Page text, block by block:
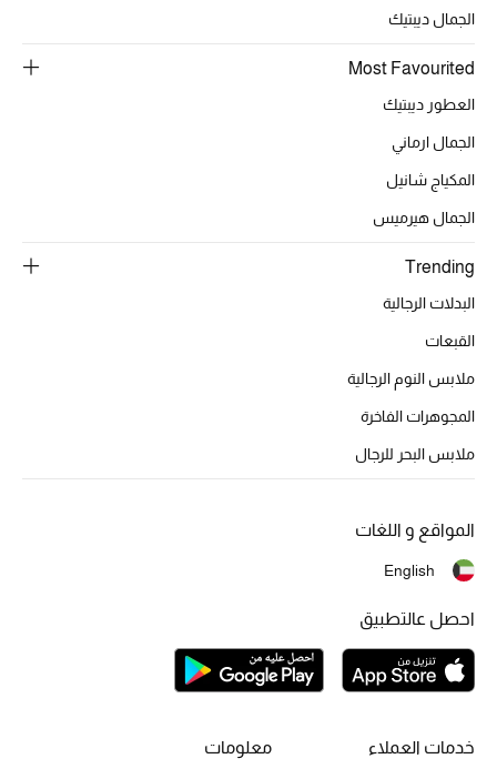
موضة نسائية
تسوقوا للنساء
الموسم الجديد
حقائب رجالية
حقائب الأطفال
أبرز المصممين
أبرز الحقائب
تسوقوا الحقائب
الأحذية
الجمال ديبتيك
Most Favourited
العطور ديبتيك
الجمال ارماني
المكياج شانيل
الجمال هيرميس
Trending
البدلات الرجالية
القبعات
ملابس النوم الرجالية
المجوهرات الفاخرة
ملابس البحر للرجال
خدمات العملاء معلومات
المواقع و اللغات
English
احصل عالتطبيق